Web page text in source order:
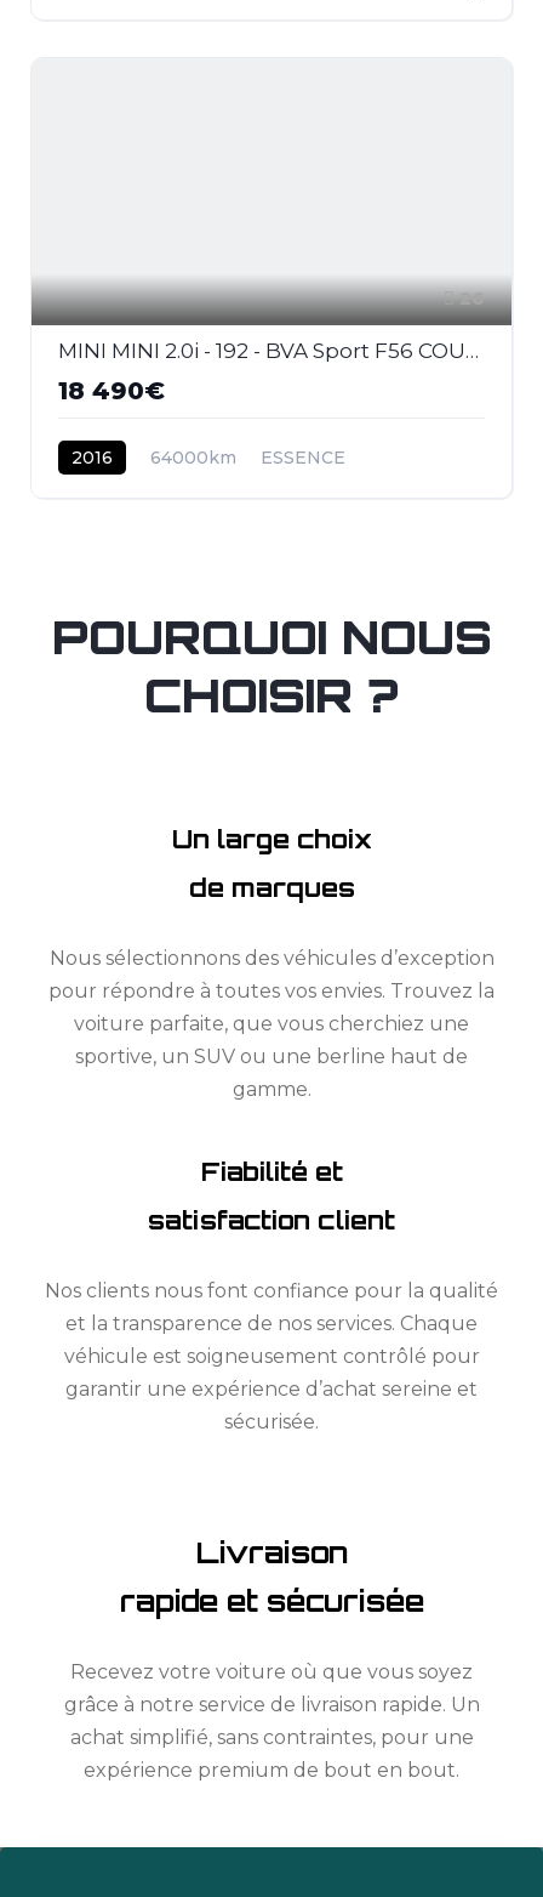
26
MINI MINI 2.0i - 192 - BVA Sport F56 COUPE Cooper S Exquisite PHASE 1
18 490€
2016 64000km ESSENCE
POURQUOI NOUS
CHOISIR ?
Un large choix
de marques
Nous sélectionnons des véhicules d’exception
pour répondre à toutes vos envies. Trouvez la
voiture parfaite, que vous cherchiez une
sportive, un SUV ou une berline haut de
gamme.
Fiabilité et
satisfaction client
Nos clients nous font confiance pour la qualité
et la transparence de nos services. Chaque
véhicule est soigneusement contrôlé pour
garantir une expérience d’achat sereine et
sécurisée.
Livraison
rapide et sécurisée
Recevez votre voiture où que vous soyez
grâce à notre service de livraison rapide. Un
achat simplifié, sans contraintes, pour une
expérience premium de bout en bout.